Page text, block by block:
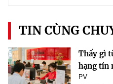
TIN CÙNG
Thấy gì
hạng tín
PV